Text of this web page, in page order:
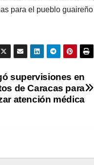
para el pueblo guaireño
supervisiones en
de Caracas para
atención médica